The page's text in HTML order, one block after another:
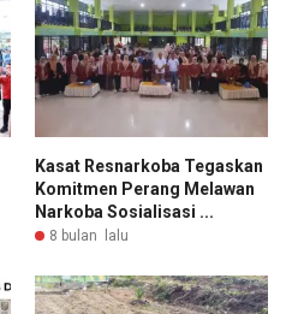
Kasat Resnarkoba Tegaskan
Komitmen Perang Melawan
Narkoba Sosialisasi ...
8 bulan lalu